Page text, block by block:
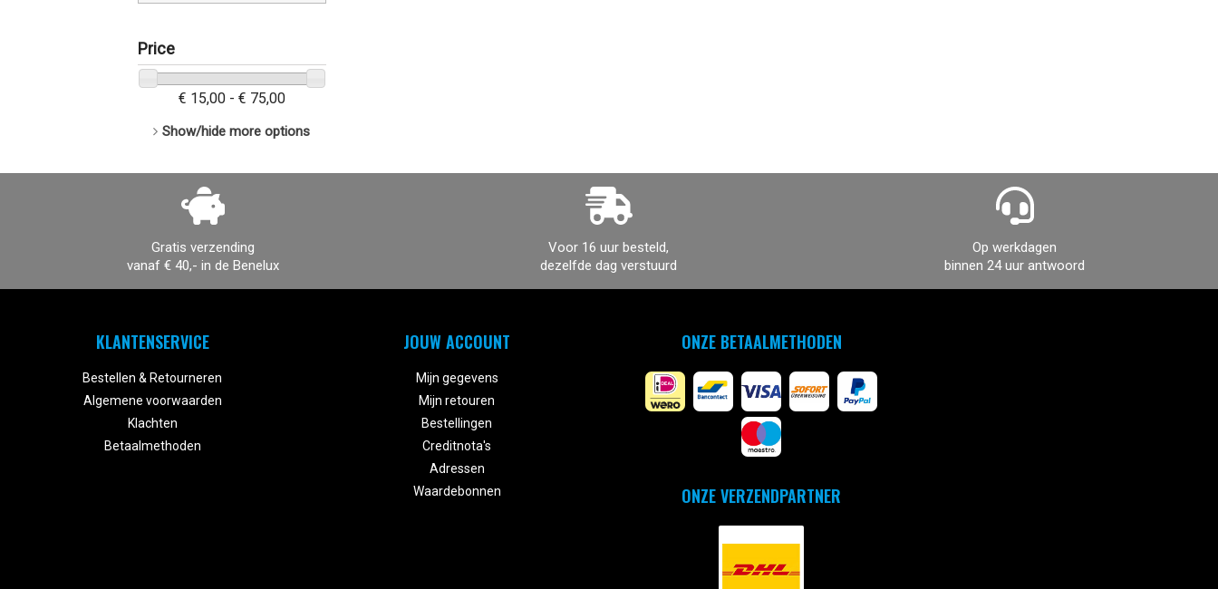
Price
€ 15,00 - € 75,00
Show/hide more options
Gratis verzending
vanaf € 40,- in de Benelux
Voor 16 uur besteld,
dezelfde dag verstuurd
Op werkdagen
binnen 24 uur antwoord
KLANTENSERVICE
Bestellen & Retourneren
Algemene voorwaarden
Klachten
Betaalmethoden
JOUW ACCOUNT
Mijn gegevens
Mijn retouren
Bestellingen
Creditnota's
Adressen
Waardebonnen
ONZE BETAALMETHODEN
ONZE VERZENDPARTNER